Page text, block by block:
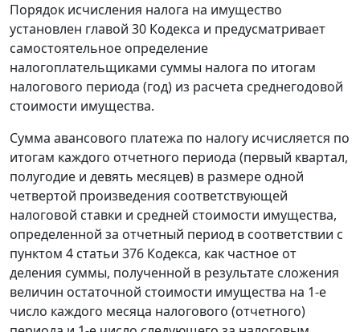
Порядок исчисления налога на имущество
установлен главой 30 Кодекса и предусматривает
самостоятельное определение
налогоплательщиками суммы налога по итогам
налогового периода (год) из расчета среднегодовой
стоимости имущества.
Сумма авансового платежа по налогу исчисляется по
итогам каждого отчетного периода (первый квартал,
полугодие и девять месяцев) в размере одной
четвертой произведения соответствующей
налоговой ставки и средней стоимости имущества,
определенной за отчетный период в соответствии с
пунктом 4 статьи 376 Кодекса, как частное от
деления суммы, полученной в результате сложения
величин остаточной стоимости имущества на 1-е
число каждого месяца налогового (отчетного)